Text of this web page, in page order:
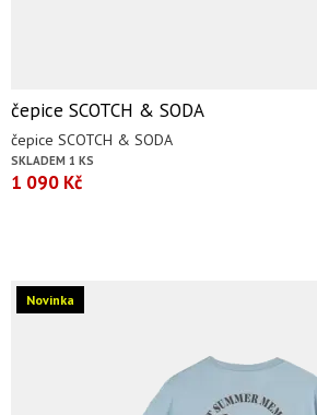
čepice SCOTCH & SODA
čepice SCOTCH & SODA
SKLADEM 1 KS
1 090 Kč
Novinka